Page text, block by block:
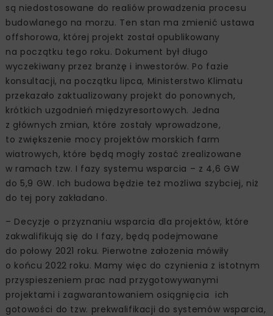
są niedostosowane do realiów prowadzenia procesu
budowlanego na morzu. Ten stan ma zmienić ustawa
offshorowa, której projekt został opublikowany
na początku tego roku. Dokument był długo
wyczekiwany przez branżę i inwestorów. Po fazie
konsultacji, na początku lipca, Ministerstwo Klimatu
przekazało zaktualizowany projekt do ponownych,
krótkich uzgodnień międzyresortowych. Jedna
z głównych zmian, które zostały wprowadzone,
to zwiększenie mocy projektów morskich farm
wiatrowych, które będą mogły zostać zrealizowane
w ramach tzw. I fazy systemu wsparcia – z 4,6 GW
do 5,9 GW. Ich budowa będzie też możliwa szybciej, niż
do tej pory zakładano.
– Decyzje o przyznaniu wsparcia dla projektów, które
zakwalifikują się do I fazy, będą podejmowane
do połowy 2021 roku. Pierwotne założenia mówiły
o końcu 2022 roku. Mamy więc do czynienia z istotnym
przyspieszeniem prac nad przygotowywanymi
projektami i zagwarantowaniem osiągnięcia ich
gotowości do tzw. prekwalifikacji do systemów wsparcia,